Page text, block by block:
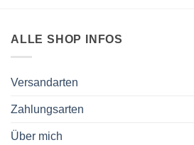
ALLE SHOP INFOS
Versandarten
Zahlungsarten
Über mich